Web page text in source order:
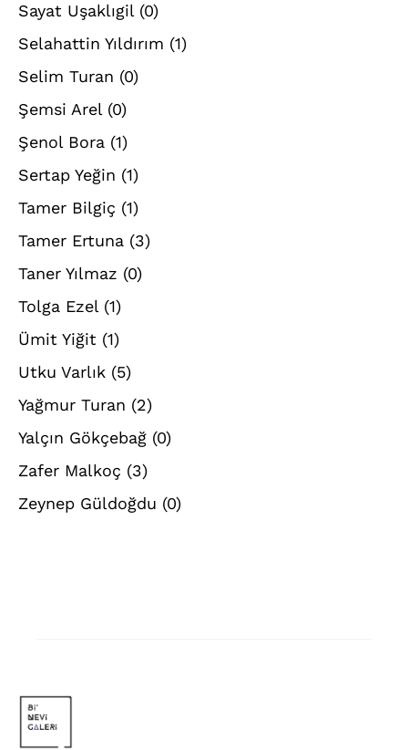
Sayat Uşaklıgil (0)
Selahattin Yıldırım (1)
Selim Turan (0)
Şemsi Arel (0)
Şenol Bora (1)
Sertap Yeğin (1)
Tamer Bilgiç (1)
Tamer Ertuna (3)
Taner Yılmaz (0)
Tolga Ezel (1)
Ümit Yiğit (1)
Utku Varlık (5)
Yağmur Turan (2)
Yalçın Gökçebağ (0)
Zafer Malkoç (3)
Zeynep Güldoğdu (0)